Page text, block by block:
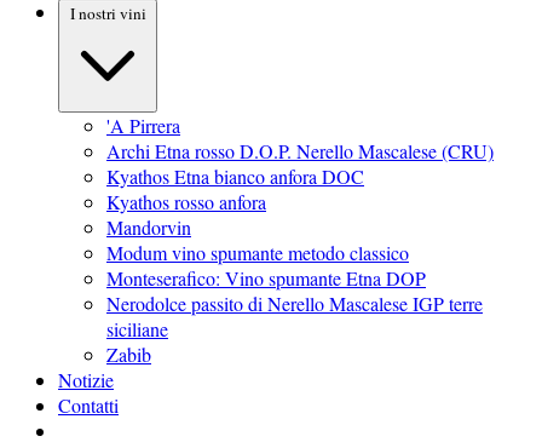
I nostri vini
'A Pirrera
Archi Etna rosso D.O.P. Nerello Mascalese (CRU)
Kyathos Etna bianco anfora DOC
Kyathos rosso anfora
Mandorvin
Modum vino spumante metodo classico
Monteserafico: Vino spumante Etna DOP
Nerodolce passito di Nerello Mascalese IGP terre
siciliane
Zabib
Notizie
Contatti